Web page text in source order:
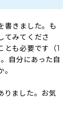
書きました。も
てみてくださ
とも必要です（1
自分にあった自
りました。お気